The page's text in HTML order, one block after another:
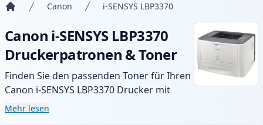
Canon i-SENSYS LBP3370
Canon i-SENSYS LBP3370
Druckerpatronen & Toner
Finden Sie den passenden Toner für Ihren
Canon i-SENSYS LBP3370 Drucker mit
unserer Auswahl an kompatiblen und XL-
Mehr lesen